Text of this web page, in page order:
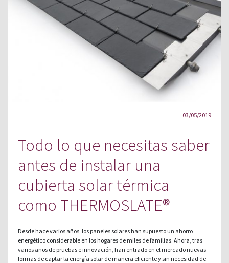
03/05/2019
Todo lo que necesitas saber
antes de instalar una
cubierta solar térmica
como THERMOSLATE®
Desde hace varios años, los paneles solares han supuesto un ahorro
energético considerable en los hogares de miles de familias. Ahora, tras
varios años de pruebas e innovación, han entrado en el mercado nuevas
formas de captar la energía solar de manera eficiente y sin necesidad de